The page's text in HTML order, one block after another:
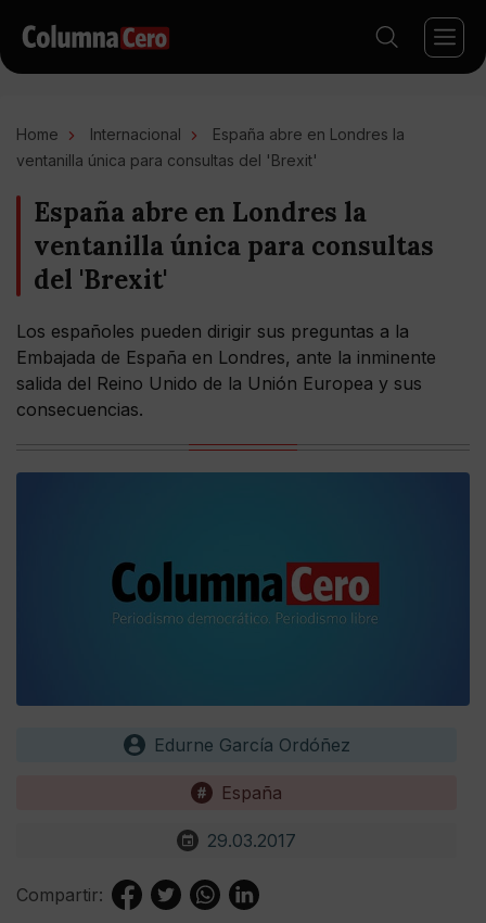
Home Internacional
España abre en Londres la
ventanilla única para consultas del 'Brexit'
España abre en Londres la
ventanilla única para consultas
del 'Brexit'
Los españoles pueden dirigir sus preguntas a la
Embajada de España en Londres, ante la inminente
salida del Reino Unido de la Unión Europea y sus
consecuencias.
Edurne García Ordóñez
España
29.03.2017
Compartir: